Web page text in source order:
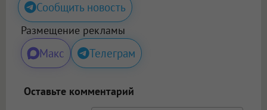
Сообщить новость
Размещение рекламы
Макс Телеграм
Оставьте комментарий